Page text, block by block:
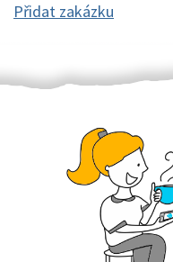
Přidat zakázku